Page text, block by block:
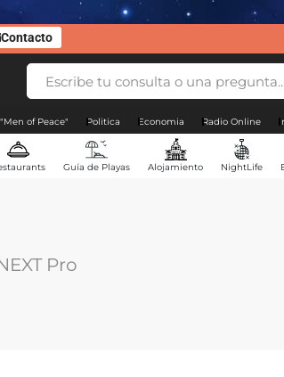
Contacto
of Peace" Politica Economia Radio Online
Guía de Playas Alojamiento NightLife
Pro